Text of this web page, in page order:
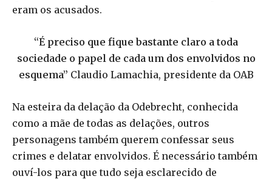
eram os acusados.
“É preciso que fique bastante claro a toda
sociedade o papel de cada um dos envolvidos no
esquema” Claudio Lamachia, presidente da OAB
Na esteira da delação da Odebrecht, conhecida
como a mãe de todas as delações, outros
personagens também querem confessar seus
crimes e delatar envolvidos. É necessário também
ouví-los para que tudo seja esclarecido de